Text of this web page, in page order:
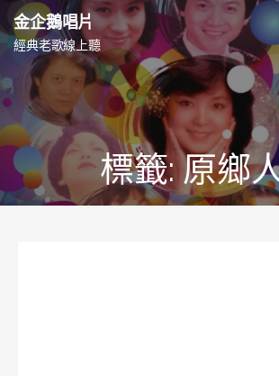
至
主
要
內
金企鵝唱片
經典老歌線上聽
標籤: 原鄉